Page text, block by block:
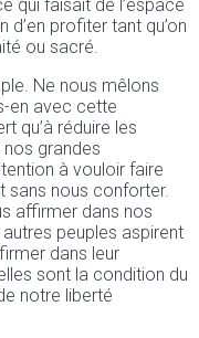
qui faisait de l’espace
d’en profiter tant qu’on
ou sacré.
Ne nous mêlons
en avec cette
qu’à réduire les
grandes
à vouloir faire
sans nous conforter.
affirmer dans nos
peuples aspirent
dans leur
sont la condition du
notre liberté